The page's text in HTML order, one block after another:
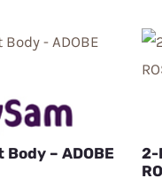
– ADOBE
2-